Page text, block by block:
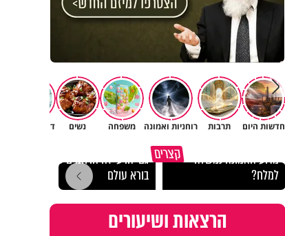
חדשות היום תרבות רוחניות ואמונה משפחה נשים דעות וטורים
קצרים
מדוע האמונה נמשלה
למלח?
גם ׳הרע׳ זה הרחמים של
בורא עולם
הרצאות ושיעורים